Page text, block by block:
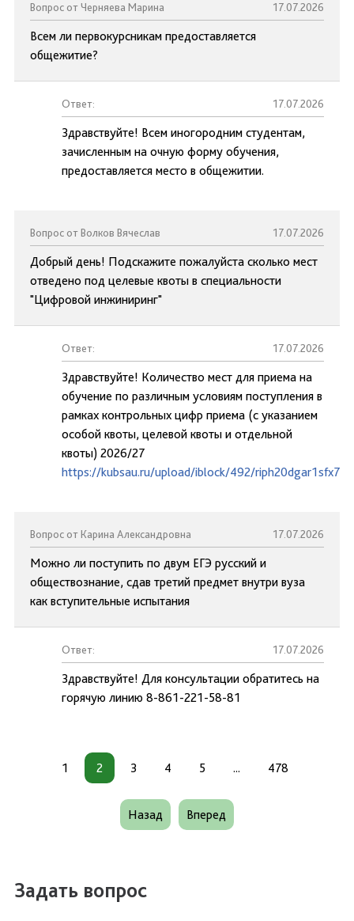
Вопрос от Черняева Марина 17.07.2026
Всем ли первокурсникам предоставляется
общежитие?
Ответ: 17.07.2026
Здравствуйте! Всем иногородним студентам,
зачисленным на очную форму обучения,
предоставляется место в общежитии.
Вопрос от Волков Вячеслав 17.07.2026
Добрый день! Подскажите пожалуйста сколько мест
отведено под целевые квоты в специальности
"Цифровой инжиниринг"
Ответ: 17.07.2026
Здравствуйте! Количество мест для приема на
обучение по различным условиям поступления в
рамках контрольных цифр приема (с указанием
особой квоты, целевой квоты и отдельной
квоты) 2026/27
https://kubsau.ru/upload/iblock/492/
Вопрос от Карина Александровна 17.07.2026
Можно ли поступить по двум ЕГЭ русский и
обществознание, сдав третий предмет внутри вуза
как вступительные испытания
Ответ: 17.07.2026
Здравствуйте! Для консультации обратитесь на
горячую линию 8-861-221-58-81
1 2 3 4 5 ... 478
Назад Вперед
Задать вопрос